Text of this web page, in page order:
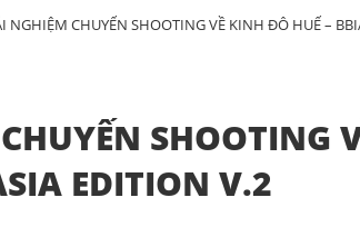
NGHIỆM CHUYẾN SHOOTING VỀ KINH ĐÔ HUẾ –
SHOOTING
EDITION V.2